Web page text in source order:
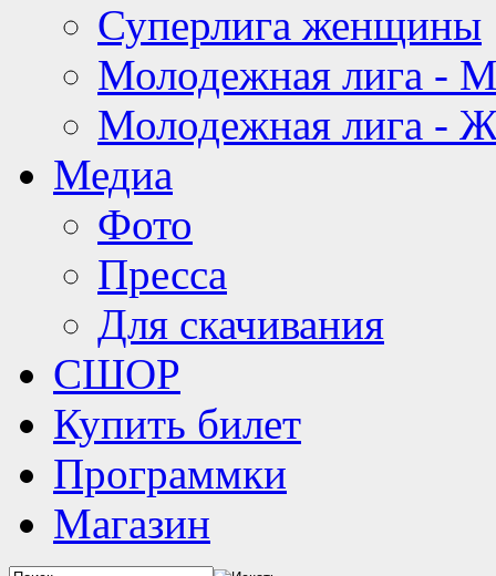
Суперлига женщины
Молодежная лига -
Молодежная лига -
Медиа
Фото
Пресса
Для скачивания
СШОР
Купить билет
Программки
Магазин